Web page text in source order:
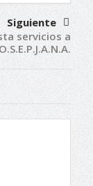
Siguiente
servicios a